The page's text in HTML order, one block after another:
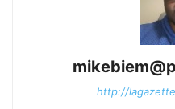
http://